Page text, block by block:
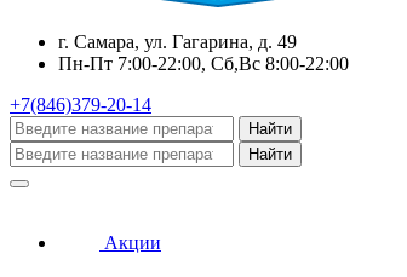
г. Самара, ул. Гагарина, д. 49
Пн-Пт 7:00-22:00, Сб,Вс 8:00-22:00
+7(846)379-20-14
Найти
Найти
Акции